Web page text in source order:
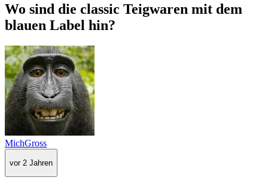
Wo sind die classic Teigwaren mit dem
blauen Label hin?
MichGross
vor 2 Jahren